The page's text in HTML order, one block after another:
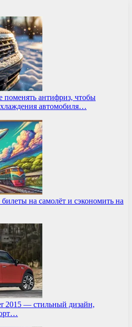
поменять антифриз, чтобы
автомобиля…
на самолёт и сэкономить на
2015 — стильный дизайн,